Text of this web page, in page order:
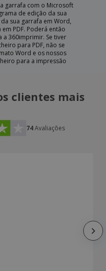
garrafa com o Microsoft
de edição da sua
sua garrafa em Word,
PDF. Poderá então
a 360imprimir. Se tiver
para PDF, não se
Word e os nossos
para a impressão
clientes mais
74Avaliações